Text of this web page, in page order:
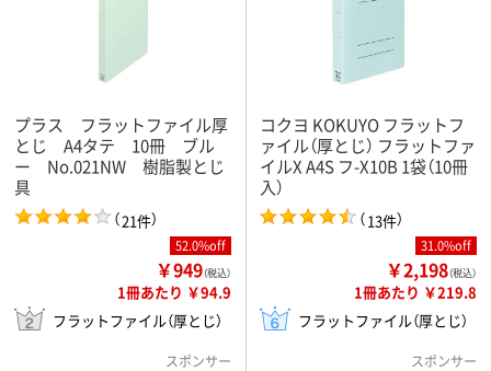
プラス フラットファイル厚
とじ A4タテ 10冊 ブル
ー No.021NW 樹脂製とじ
具
（21件）
52.0%off
￥949（税込）
1冊あたり ￥94.9
フラットファイル（厚とじ）
スポンサー
コクヨ KOKUYO フラットフ
ァイル（厚とじ） フラットファ
イルX A4S フ-X10B 1袋（10冊
入）
（13件）
31.0%off
￥2,198（税込）
1冊あたり ￥219.8
フラットファイル（厚とじ）
スポンサー